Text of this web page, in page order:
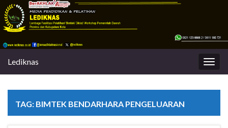
Lediknas
TAG: BIMTEK BENDARHARA PENGELUARAN